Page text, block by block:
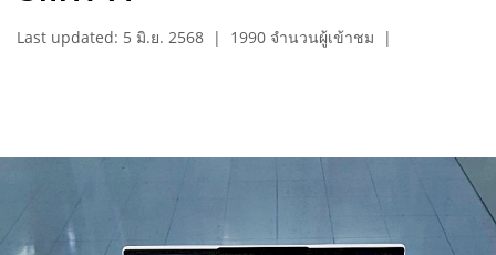
Last updated: 5 มิ.ย. 2568 | 1990 จำนวนผู้เข้าชม |